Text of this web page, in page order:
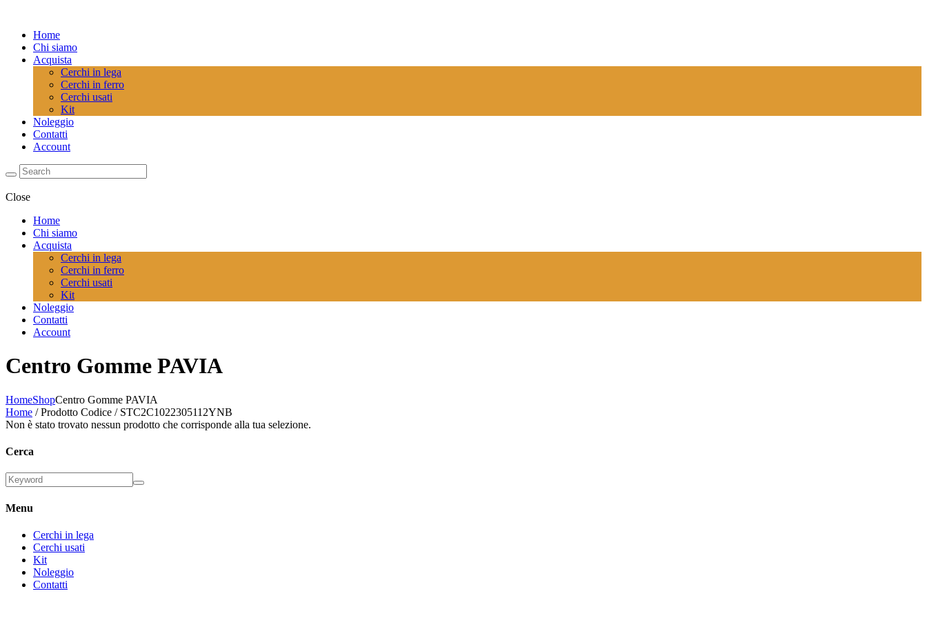
Home
Chi siamo
Acquista
Cerchi in lega
Cerchi in ferro
Cerchi usati
Kit
Noleggio
Contatti
Account
Close
Home
Chi siamo
Acquista
Cerchi in lega
Cerchi in ferro
Cerchi usati
Kit
Noleggio
Contatti
Account
Centro Gomme PAVIA
HomeShopCentro Gomme PAVIA
Home / Prodotto Codice / STC2C1022305112YNB
Non è stato trovato nessun prodotto che corrisponde alla tua selezione.
Cerca
Menu
Cerchi in lega
Cerchi usati
Kit
Noleggio
Contatti